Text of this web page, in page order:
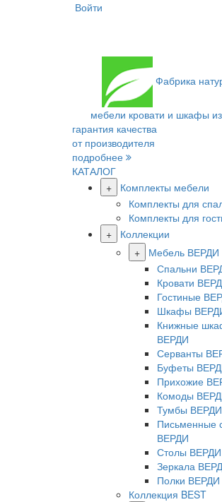
Войти
Фабрика
мебели кровати и шкафы
гарантия качества
от производителя
подробнее
КАТАЛОГ
+
Комплекты мебели
Комплекты для
Комплекты для
+
Коллекции
+
Мебель ВЕРДИ
Спальни
Кровати
Гостиные
Шкафы
Книжные
ВЕРДИ
Серванты
Буфеты
Прихожие
Комоды
Тумбы ВЕРДИ
Письменные
ВЕРДИ
Столы ВЕРДИ
Зеркала
Полки ВЕРДИ
Коллекция BEST